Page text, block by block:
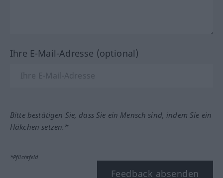
Ihre E-Mail-Adresse (optional)
Bitte bestätigen Sie, dass Sie ein Mensch sind, indem Sie ein
Häkchen setzen.*
*Pflichtfeld
Feedback absenden